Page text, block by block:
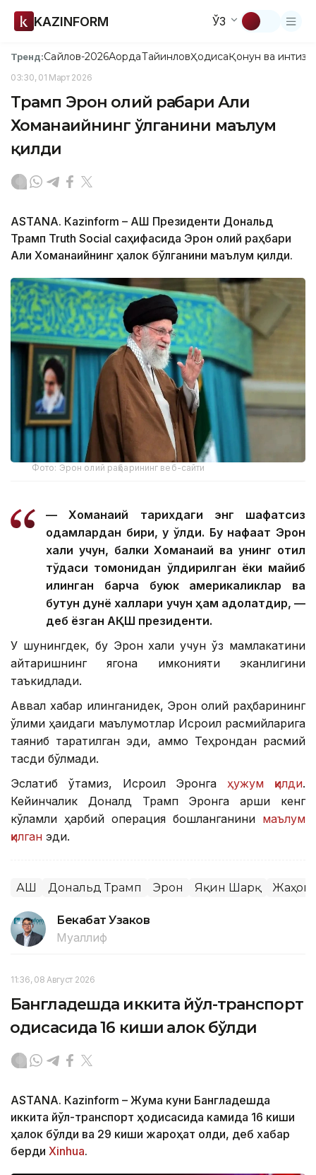
KAZINFORM ЎЗ
Тренд:Сайлов-2026АқордаТайинловҲодисаҚонун ва
03:30, 01 Март 2026
Трамп Эрон олий раҳбари Али
Хоманаийнинг ўлганини маълум
қилди
ASTANА. Кazinform – АҚШ Президенти Дональд
Трамп Truth Social саҳифасида Эрон олий раҳбари
Али Хоманаийнинг ҳалок бўлганини маълум қилди.
Фото: Эрон олий раҳбарининг веб-сайти
— Хоманаий тарихдаги энг шафқатсиз
одамлардан бири, у ўлди. Бу нафақат Эрон
халқи учун, балки Хоманаий ва унинг қотил
тўдаси томонидан ўлдирилган ёки майиб
қилинган барча буюк америкаликлар ва
бутун дунё халқлари учун ҳам адолатдир, —
деб ёзган АҚШ президенти.
У шунингдек, бу Эрон халқи учун ўз мамлакатини
қайтаришнинг ягона имконияти эканлигини
таъкидлади.
Аввал хабар қилинганидек, Эрон олий раҳбарининг
ўлими ҳақидаги маълумотлар Исроил расмийларига
таяниб тарқатилган эди, аммо Теҳрондан расмий
тасдиқ бўлмади.
Эслатиб ўтамиз, Исроил Эронгаҳужум қилди.
Кейинчалик Доналд Трамп Эронга қарши кенг
кўламли ҳарбий операция бошланганини маълум
қилган эди.
АҚШ Дональд Трамп Эрон Яқин Шарқ Жаҳон
Бекабат Узаков
Муаллиф
11:36, 08 Август 2026
Бангладешда иккита йўл-транспорт
ҳодисасида 16 киши ҳалок бўлди
ASTANА. Кazinform – Жума куни Бангладешда
иккита йўл-транспорт ҳодисасида камида 16 киши
ҳалок бўлди ва 29 киши жароҳат олди, деб хабар
берди Xinhua.